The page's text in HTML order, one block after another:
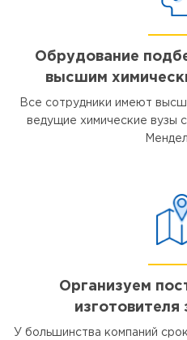
Обрудование
высшим
Все сотрудники имеют
ведущие химические вузы
Организуем
изготовителя
У большинства компаний